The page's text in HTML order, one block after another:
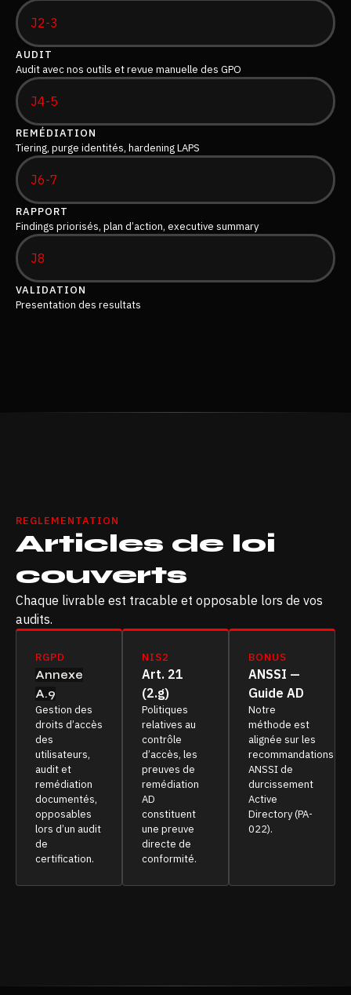
J2-3
AUDIT
Audit avec nos outils et revue manuelle des GPO
J4-5
REMÉDIATION
Tiering, purge identités, hardening LAPS
J6-7
RAPPORT
Findings priorisés, plan d’action, executive summary
J8
VALIDATION
Presentation des resultats
REGLEMENTATION
Articles de loi
couverts
Chaque livrable est tracable et opposable lors de vos
audits.
RGPD
Annexe
A.9
Gestion des
droits d’accès
des
utilisateurs,
audit et
remédiation
documentés,
opposables
lors d’un audit
de
certification.
NIS2
Art. 21
(2.g)
Politiques
relatives au
contrôle
d’accès, les
preuves de
remédiation
AD
constituent
une preuve
directe de
conformité.
BONUS
ANSSI —
Guide AD
Notre
méthode est
alignée sur les
recommandations
ANSSI de
durcissement
Active
Directory (PA-
022).